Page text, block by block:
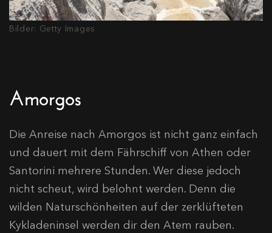
Bilder: Getty Images
Amorgos
Die Anreise nach Amorgos ist nicht ganz einfach
und dauert mit dem Fährschiff von Athen oder
Santorini mehrere Stunden. Wer diese jedoch
nicht scheut, wird belohnt werden. Denn die
wilden Naturschönheiten auf der zerklüfteten
Kykladeninsel werden dir den Atem rauben.